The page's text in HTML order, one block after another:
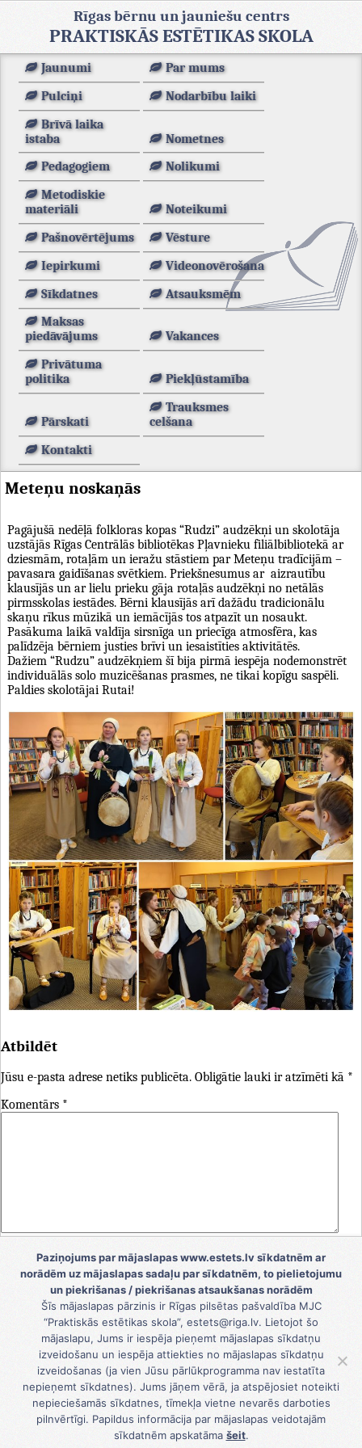
Rīgas bērnu un jauniešu centrs
PRAKTISKĀS ESTĒTIKAS SKOLA
Jaunumi
Par mums
Pulciņi
Nodarbību laiki
Brīvā laika
istaba
Nometnes
Pedagogiem
Nolikumi
Metodiskie
materiāli
Noteikumi
Pašnovērtējums
Vēsture
Iepirkumi
Videonovērošana
Sīkdatnes
Atsauksmēm
Maksas
piedāvājums
Vakances
Privātuma
politika
Piekļūstamība
Pārskati
Trauksmes
celšana
Kontakti
Meteņu noskaņās
Pagājušā nedēļā folkloras kopas “Rudzi” audzēkņi un skolotāja
uzstājās Rīgas Centrālās bibliotēkas Pļavnieku filiālbibliotekā ar
dziesmām, rotaļām un ieražu stāstiem par Meteņu tradīcijām –
pavasara gaidīšanas svētkiem. Priekšnesumus ar aizrautību
klausījās un ar lielu prieku gāja rotaļās audzēkņi no netālās
pirmsskolas iestādes. Bērni klausījās arī dažādu tradicionālu
skaņu rīkus mūzikā un iemācījās tos atpazīt un nosaukt.
Pasākuma laikā valdīja sirsnīga un priecīga atmosfēra, kas
palīdzēja bērniem justies brīvi un iesaistīties aktivitātēs.
Dažiem “Rudzu” audzēkņiem šī bija pirmā iespēja nodemonstrēt
individuālās solo muzicēšanas prasmes, ne tikai kopīgu saspēli.
Paldies skolotājai Rutai!
Atbildēt
Jūsu e-pasta adrese netiks publicēta. Obligātie lauki ir atzīmēti kā *
Komentārs *
*
Tīmekļa vietne
Saglabājiet manu vārdu, e-pasta adresi un vietni šajā
pārlūkprogrammā nākamajai reizei, kad vēlēšos pievienot
komentāru.
Paziņojums par mājaslapas www.estets.lv sīkdatnēm ar
norādēm uz mājaslapas sadaļu par sīkdatnēm, to pielietojumu
un piekrišanas / piekrišanas atsaukšanas norādēm
Šīs mājaslapas pārzinis ir Rīgas pilsētas pašvaldība MJC
“Praktiskās estētikas skola”, estets@riga.lv. Lietojot šo
mājaslapu, Jums ir iespēja pieņemt mājaslapas sīkdatņu
izveidošanu un iespēja attiekties no mājaslapas sīkdatņu
izveidošanas (ja vien Jūsu pārlūkprogramma nav iestatīta
nepieņemt sīkdatnes). Jums jāņem vērā, ja atspējosiet noteikti
nepieciešamās sīkdatnes, tīmekļa vietne nevarēs darboties
pilnvērtīgi. Papildus informācija par mājaslapas veidotajām
sīkdatnēm apskatāma šeit.